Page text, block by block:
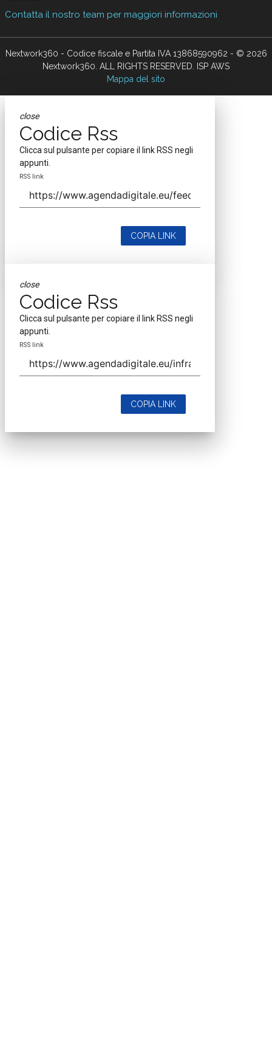
Contatta il nostro team per maggiori informazioni
Nextwork360 - Codice fiscale e Partita IVA 13868590962 - © 2026
Nextwork360. ALL RIGHTS RESERVED. ISP AWS
Mappa del sito
close
Codice Rss
Clicca sul pulsante per copiare il link RSS negli
appunti.
RSS link
COPIA LINK
close
Codice Rss
Clicca sul pulsante per copiare il link RSS negli
appunti.
RSS link
COPIA LINK